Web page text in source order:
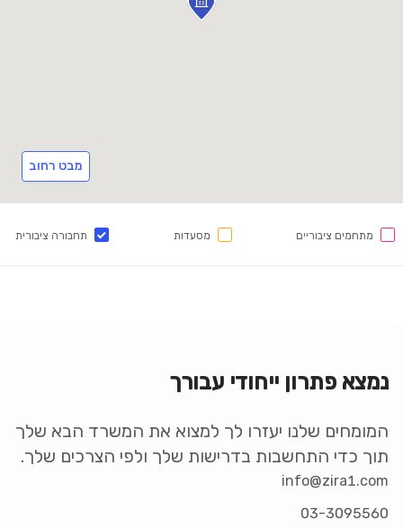
מבט רחוב
מתחמים ציבוריים מסעדות תחבורה ציבורית
נמצא פתרון ייחודי עבורך
המומחים שלנו יעזרו לך למצוא את המשרד הבא שלך
תוך כדי התחשבות בדרישות שלך ולפי הצרכים שלך.
info@zira1.com
03-3095560